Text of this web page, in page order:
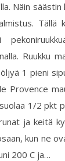
Näin säästin
Tällä
Ruukku
1 pieni
Provence
1/2 pkt
ja keitä
kun ne
200 C ja…